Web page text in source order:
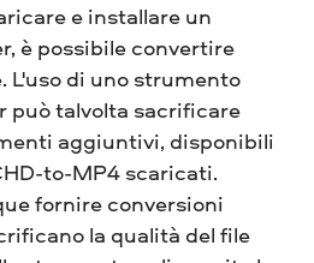
e installare un
è possibile convertire
L'uso di uno strumento
può talvolta sacrificare
aggiuntivi, disponibili
to-MP4 scaricati.
fornire conversioni
la qualità del file